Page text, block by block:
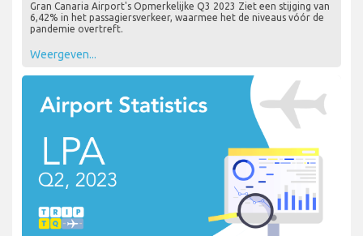
Gran Canaria Airport's Opmerkelijke Q3 2023 Ziet een stijging van
6,42% in het passagiersverkeer, waarmee het de niveaus vóór de
pandemie overtreft.
Weergeven...